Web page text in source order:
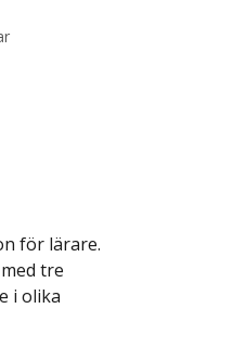
för lärare.
tre
i olika